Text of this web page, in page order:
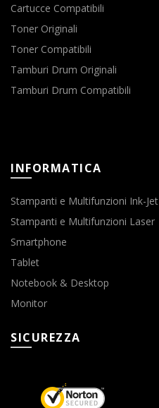
Cartucce Compatibili
Toner Originali
Toner Compatibili
Tamburi Drum Originali
Tamburi Drum Compatibili
INFORMATICA
Stampanti e Multifunzioni Ink-Jet
Stampanti e Multifunzioni Laser
Smartphone
Tablet
Notebook & Desktop
Monitor
SICUREZZA